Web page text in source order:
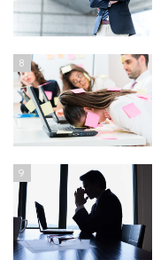
8
9